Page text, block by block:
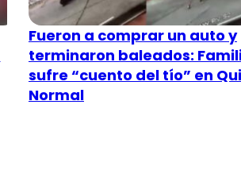
Fueron a comprar un auto y
terminaron baleados:
sufre “cuento del tío” en
Normal